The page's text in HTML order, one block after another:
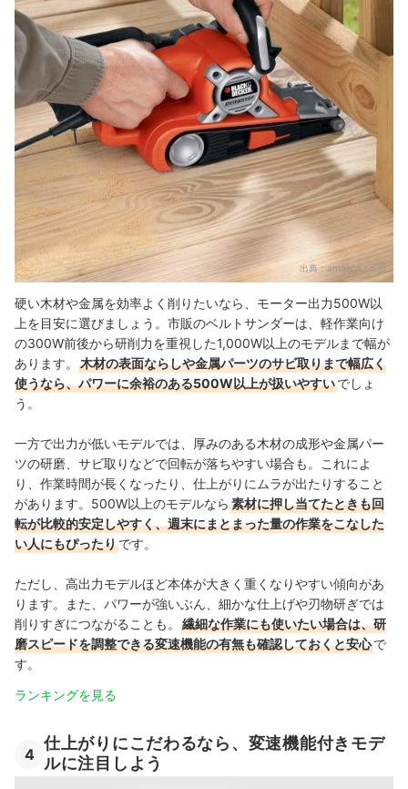
出典：amazon.co.jp
硬い木材や金属を効率よく削りたいなら、モーター出力500W以
上を目安に選びましょう。市販のベルトサンダーは、軽作業向け
の300W前後から研削力を重視した1,000W以上のモデルまで幅が
あります。
木材の表面ならしや金属パーツのサビ取りまで幅広く
使うなら、パワーに余裕のある500W以上が扱いやすいでしょ
う。
一方で出力が低いモデルでは、厚みのある木材の成形や金属パー
ツの研磨、サビ取りなどで回転が落ちやすい場合も。これによ
り、作業時間が長くなったり、仕上がりにムラが出たりすること
があります。500W以上のモデルなら 素材に押し当てたときも回
転が比較的安定しやすく、週末にまとまった量の作業をこなした
い人にもぴったりです。
ただし、高出力モデルほど本体が大きく重くなりやすい傾向があ
ります。また、パワーが強いぶん、細かな仕上げや刃物研ぎでは
削りすぎにつながることも。
繊細な作業にも使いたい場合は、研
磨スピードを調整できる変速機能の有無も確認しておくと安心で
す。
ランキングを見る
4
仕上がりにこだわるなら、変速機能付きモデ
ルに注目しよう